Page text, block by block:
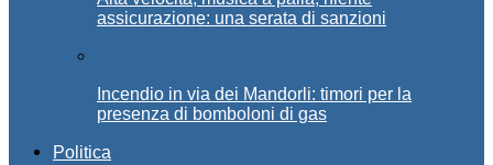
assicurazione: una serata di sanzioni
Incendio in via dei Mandorli: timori per la
presenza di bomboloni di gas
Politica